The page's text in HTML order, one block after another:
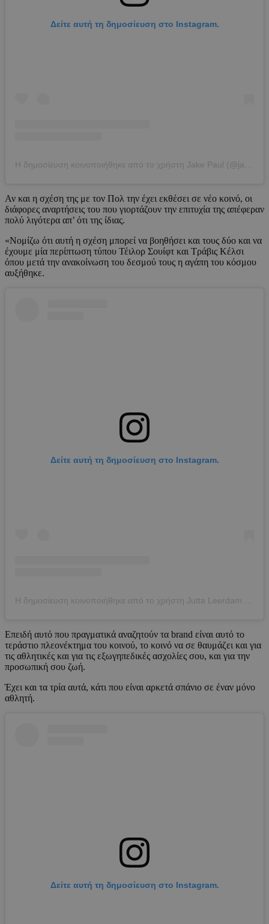
Δείτε αυτή τη δημοσίευση στο Instagram.
Αν και η σχέση της με τον Πολ την έχει εκθέσει σε νέο κοινό, οι
διάφορες αναρτήσεις του που γιορτάζουν την επιτυχία της απέφεραν
πολύ λιγότερα απ’ ότι της ίδιας.
«Νομίζω ότι αυτή η σχέση μπορεί να βοηθήσει και τους δύο και να
έχουμε μία περίπτωση τύπου Τέιλορ Σουίφτ και Τράβις Κέλσι
όπου μετά την ανακοίνωση του δεσμού τους η αγάπη του κόσμου
αυξήθηκε.
Δείτε αυτή τη δημοσίευση στο Instagram.
Επειδή αυτό που πραγματικά αναζητούν τα brand είναι αυτό το
τεράστιο πλεονέκτημα του κοινού, το κοινό να σε θαυμάζει και για
τις αθλητικές και για τις εξωγηπεδικές ασχολίες σου, και για την
προσωπική σου ζωή.
Έχει και τα τρία αυτά, κάτι που είναι αρκετά σπάνιο σε έναν μόνο
αθλητή.
Δείτε αυτή τη δημοσίευση στο Instagram.